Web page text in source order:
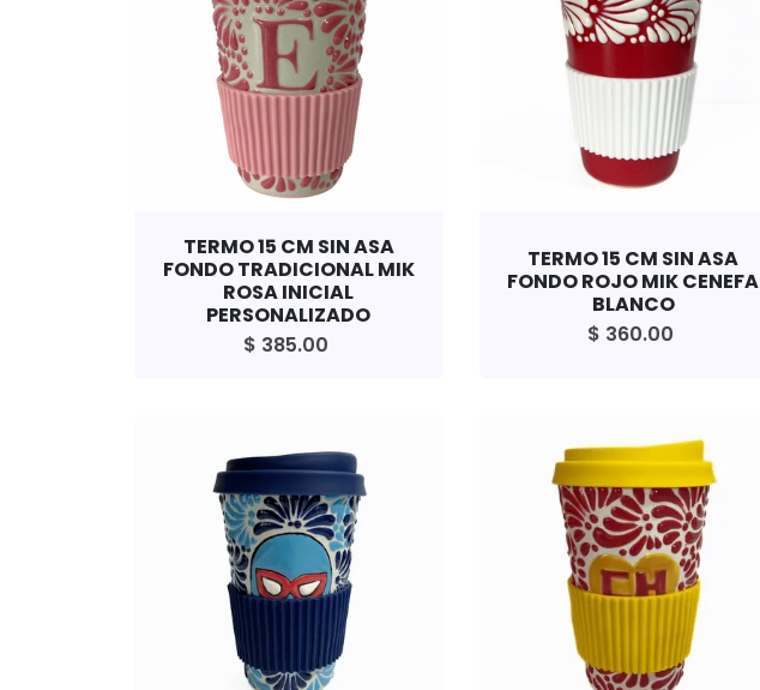
TERMO 15 CM SIN ASA
FONDO TRADICIONAL MIK
ROSA INICIAL
PERSONALIZADO
$ 385.00
TERMO 15 CM SIN ASA
FONDO ROJO MIK CENEFA
BLANCO
$ 360.00